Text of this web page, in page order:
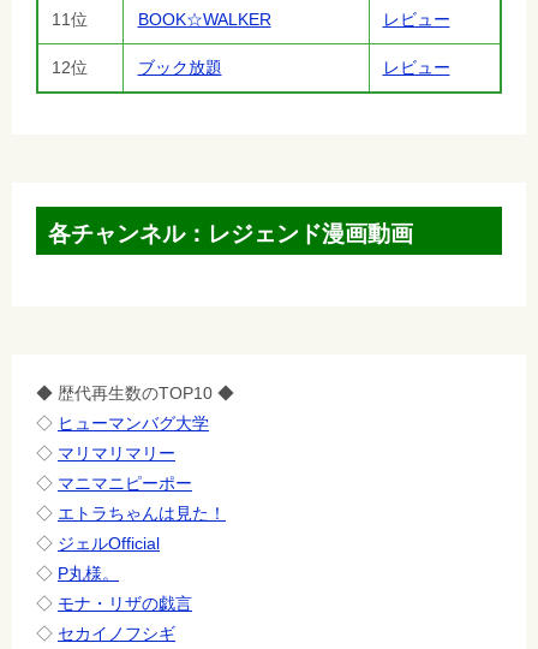
11位 BOOK☆WALKER レビュー
12位 ブック放題 レビュー
各チャンネル：レジェンド漫画動画
◆ 歴代再生数のTOP10 ◆
◇ ヒューマンバグ大学
◇ マリマリマリー
◇ マニマニピーポー
◇ エトラちゃんは見た！
◇ ジェルOfficial
◇ P丸様。
◇ モナ・リザの戯言
◇ セカイノフシギ